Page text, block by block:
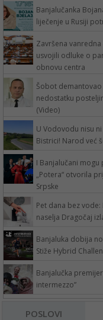
Banjalučanka
liječenje u Rusiji
Završena
usvojili odluke o
obnovu centra
Šobot
nedostatku
(Video)
U Vodovodu nisu
Bistrici! Narod već
I Banjalučani mogu
„Potera“ otvorila
Srpske
Pet dana bez
naselja Dragočaj
Banjaluka dobija
Stiže Hybrid
Banjalučka
intermezzo”
POSLOVI